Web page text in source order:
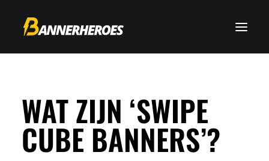
WAT ZIJN ‘SWIPE
CUBE BANNERS’?